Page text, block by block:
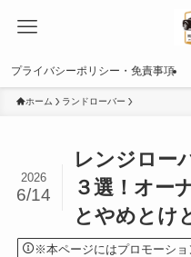
プライバシーポリシー・免責事項
ホーム ランドローバー
レンジロー
３選！オー
とやめとけ
2026
6/14
※本ページにはプロモーシ